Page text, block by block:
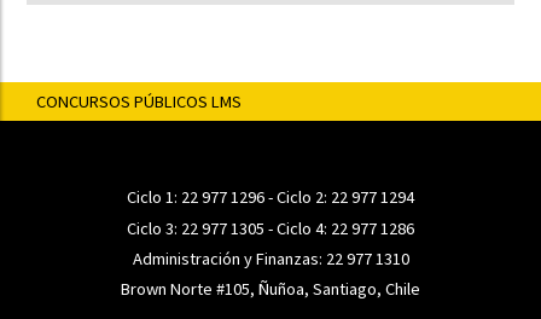
CONCURSOS PÚBLICOS LMS
Ciclo 1: 22 977 1296- Ciclo 2: 22 977 1294
Ciclo 3: 22 977 1305 - Ciclo 4: 22 977 1286
Administración y Finanzas: 22 977 1310
Brown Norte #105, Ñuñoa, Santiago, Chile